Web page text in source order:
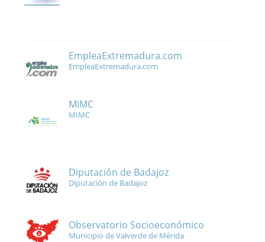
EmpleaExtremadura.com
EmpleaExtremadura.com
MIMC
MIMC
Diputación de Badajoz
Diputación de Badajoz
Observatorio Socioeconómico
Municipio de Valverde de Mérida